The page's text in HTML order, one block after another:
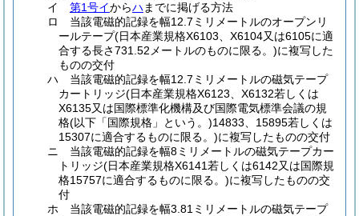
イ
第1号イからハ までに掲げる方法
ロ
当該電磁的記録を幅12.7ミリメートルのオープンリ
ールテープ(日本産業規格X6103、X6104又は6105に適
合する長さ731.52メートルのものに限る。)に複写した
ものの交付
ハ
当該電磁的記録を幅12.7ミリメートルの磁気テープ
カートリッジ(日本産業規格X6123、X6132若しくは
X6135又は国際標準化機構及び国際電気標準会議の規
格(以下「国際規格」という。)14833、15895若しくは
15307に適合するものに限る。)に複写したものの交付
ニ
当該電磁的記録を幅8ミリメートルの磁気テープカー
トリッジ(日本産業規格X6141若しくは6142又は国際規
格15757に適合するものに限る。)に複写したものの交
付
ホ
当該電磁的記録を幅3.81ミリメートルの磁気テープ